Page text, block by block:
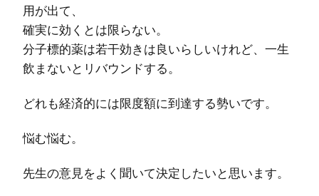
用が出て、
確実に効くとは限らない。
分子標的薬は若干効きは良いらしいけれど、一生
飲まないとリバウンドする。
どれも経済的には限度額に到達する勢いです。
悩む悩む。
先生の意見をよく聞いて決定したいと思います。